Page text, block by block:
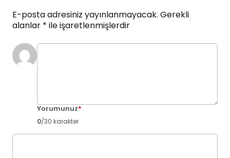
E-posta adresiniz yayınlanmayacak. Gerekli
alanlar * ile işaretlenmişlerdir
Yorumunuz*
0/30 karakter